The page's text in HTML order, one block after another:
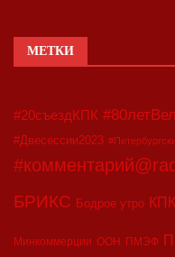
МЕТКИ
#20съездКПК
#Двесессии2023
БРИКС Бодрое утро КПК
Минкоммерции ООН ПМЭФ